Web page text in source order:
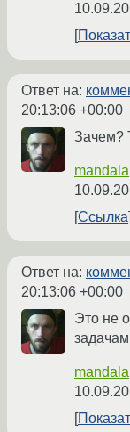
Ответ на:
20:13:06 +00:00
Зачем?
mandala
Ссылка
Ответ на:
20:13:06 +00:00
Это не
mandala